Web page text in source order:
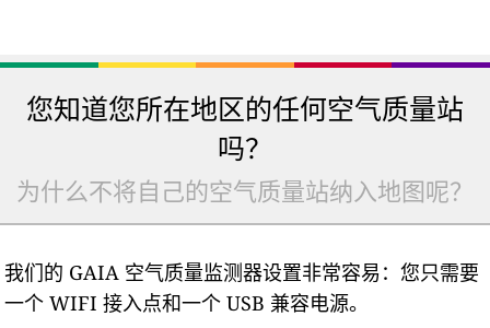
您知道您所在地区的任何空气质量站
吗？
为什么不将自己的空气质量站纳入地图呢？
我们的 GAIA 空气质量监测器设置非常容易：您只需要
一个 WIFI 接入点和一个 USB 兼容电源。